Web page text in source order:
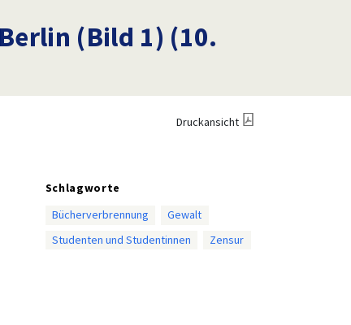
(Bild 1) (10.
Druckansicht
Schlagworte
Bücherverbrennung
Gewalt
Studenten und Studentinnen
Zensur